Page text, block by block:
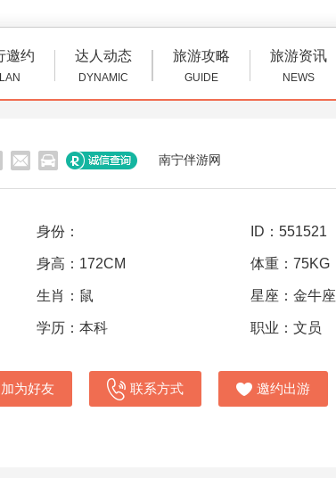
邀约 达人动态
DYNAMIC
旅游攻略
GUIDE
旅游资讯
NEWS
南宁伴游网
身份： ID：551521
身高：172CM 体重：75KG
生肖：鼠 星座：金牛座
学历：本科 职业：文员
加为好友 联系方式 邀约出游